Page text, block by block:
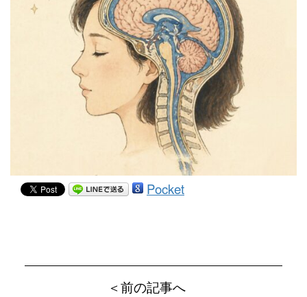
Pocket
＜前の記事へ